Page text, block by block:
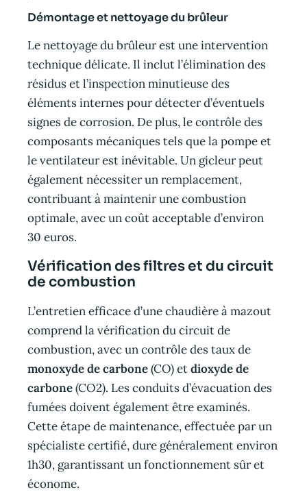
Démontage et nettoyage du brûleur
Le nettoyage du brûleur est une intervention
technique délicate. Il inclut l’élimination des
résidus et l’inspection minutieuse des
éléments internes pour détecter d’éventuels
signes de corrosion. De plus, le contrôle des
composants mécaniques tels que la pompe et
le ventilateur est inévitable. Un gicleur peut
également nécessiter un remplacement,
contribuant à maintenir une combustion
optimale, avec un coût acceptable d’environ
30 euros.
Vérification des filtres et du circuit
de combustion
L’entretien efficace d’une chaudière à mazout
comprend la vérification du circuit de
combustion, avec un contrôle des taux de
monoxyde de carbone(CO) etdioxyde de
carbone(CO2). Les conduits d’évacuation des
fumées doivent également être examinés.
Cette étape de maintenance, effectuée par un
spécialiste certifié, dure généralement environ
1h30, garantissant un fonctionnement sûr et
économe.